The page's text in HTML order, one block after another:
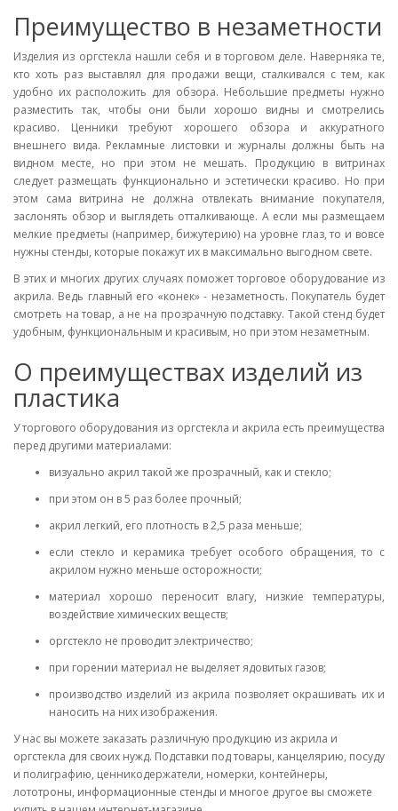
Преимущество в незаметности
Изделия из оргстекла нашли себя и в торговом деле. Наверняка те,
кто хоть раз выставлял для продажи вещи, сталкивался с тем, как
удобно их расположить для обзора. Небольшие предметы нужно
разместить так, чтобы они были хорошо видны и смотрелись
красиво. Ценники требуют хорошего обзора и аккуратного
внешнего вида. Рекламные листовки и журналы должны быть на
видном месте, но при этом не мешать. Продукцию в витринах
следует размещать функционально и эстетически красиво. Но при
этом сама витрина не должна отвлекать внимание покупателя,
заслонять обзор и выглядеть отталкивающе. А если мы размещаем
мелкие предметы (например, бижутерию) на уровне глаз, то и вовсе
нужны стенды, которые покажут их в максимально выгодном свете.
В этих и многих других случаях поможет торговое оборудование из
акрила. Ведь главный его «конек» - незаметность. Покупатель будет
смотреть на товар, а не на прозрачную подставку. Такой стенд будет
удобным, функциональным и красивым, но при этом незаметным.
О преимуществах изделий из
пластика
У торгового оборудования из оргстекла и акрила есть преимущества
перед другими материалами:
визуально акрил такой же прозрачный, как и стекло;
при этом он в 5 раз более прочный;
акрил легкий, его плотность в 2,5 раза меньше;
если стекло и керамика требует особого обращения, то с
акрилом нужно меньше осторожности;
материал хорошо переносит влагу, низкие температуры,
воздействие химических веществ;
оргстекло не проводит электричество;
при горении материал не выделяет ядовитых газов;
производство изделий из акрила позволяет окрашивать их и
наносить на них изображения.
У нас вы можете заказать различную продукцию из акрила и
оргстекла для своих нужд. Подставки под товары, канцелярию, посуду
и полиграфию, ценникодержатели, номерки, контейнеры,
лототроны, информационные стенды и многое другое вы сможете